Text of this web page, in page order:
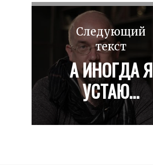
Следующий
текст
А ИНОГДА Я
УСТАЮ…